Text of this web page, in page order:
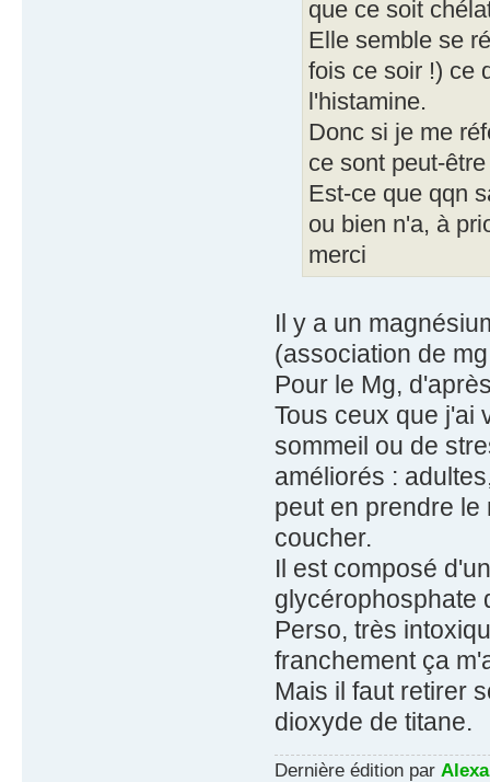
que ce soit
Elle semble se
fois ce soir !) ce
l'histamine.
Donc si je me
ce sont peut-
Est-ce que qqn
ou bien n'a, à
merci
Il y a un
(association de
Pour le Mg,
Tous ceux que j'ai
sommeil ou de
améliorés :
peut en prendre le
coucher.
Il est composé
glycérophosphate
Perso, très
franchement ça
Mais il faut retirer
dioxyde de titane.
Dernière édition par